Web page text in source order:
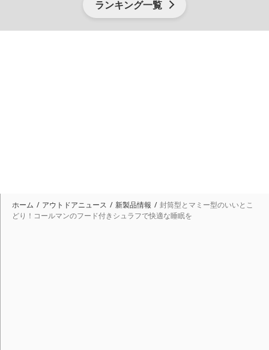
ランキング一覧
ホーム アウトドアニュース 新製品情報
封筒型とマミー型のいいとこ
どり！コールマンのフード付きシュラフで快適な睡眠を